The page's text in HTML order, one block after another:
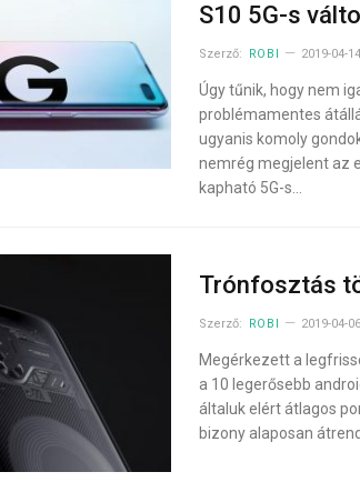
S10 5G-s
Szerző: ROBI 2019-04-14
Úgy tűnik, hogy nem
problémamentes
ugyanis komoly
nemrég megjelent az
kapható 5G-s…
Trónfosztás
Szerző: ROBI 2019-04-06
Megérkezett a
a 10 legerősebb
általuk elért átlagos
bizony alaposan